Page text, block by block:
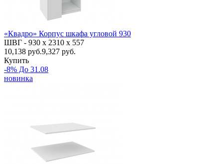
«Квадро» Корпус шкафа угловой 930
ШВГ - 930 х 2310 х 557
10,138 руб.9,327 руб.
Купить
-8% До 31.08
новинка